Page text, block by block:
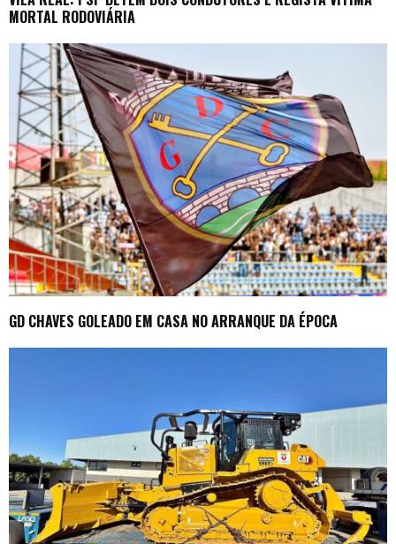
MORTAL RODOVIÁRIA
GD CHAVES GOLEADO EM CASA NO ARRANQUE DA ÉPOCA